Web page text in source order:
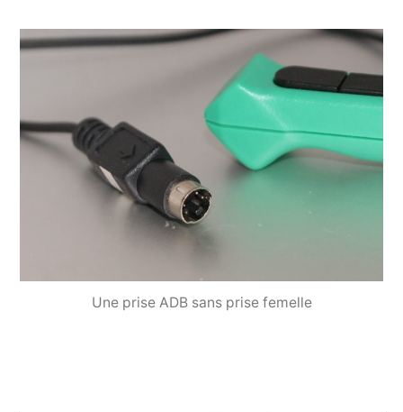
Une prise ADB sans prise femelle